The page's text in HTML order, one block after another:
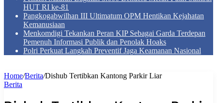
HUT RI ke-81
Pangkogabwilhan III Ultimatum OPM Hentikan Kejahatan
Kemanusiaan
Menkomdigi Tekankan Peran KIP Sebagai Garda Terdepan
Pemenuh Informasi Publik dan Penolak Hoaks
Polri Perkuat Langkah Preventif Jaga Keamanan Nasional
Home/Berita/Dishub Tertibkan Kantong Parkir Liar
Berita